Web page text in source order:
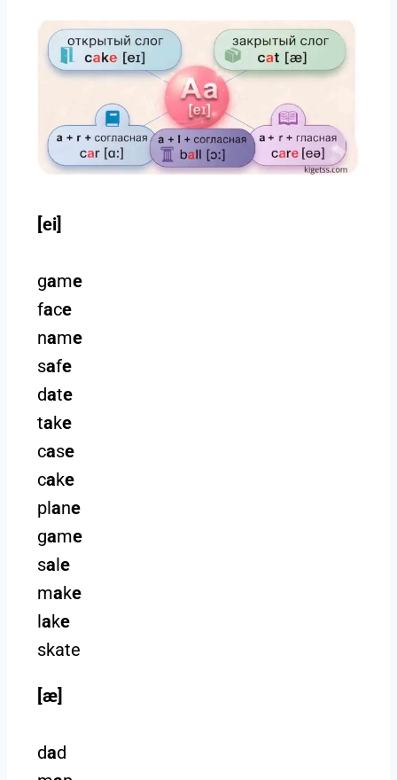
[ei]
game
face
name
safe
date
take
case
cake
plane
game
sale
make
lake
skate
[æ]
dad